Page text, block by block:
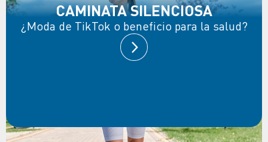
CAMINATA SILENCIOSA
¿Moda de TikTok o beneficio para la salud?